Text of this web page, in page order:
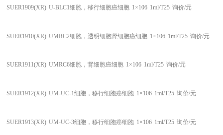
SUER1909(XR) U-BLC1细胞，移行细胞癌细胞 1×106 1ml/T25 询价/元
SUER1910(XR) UMRC2细胞，透明细胞肾细胞癌细胞 1×106 1ml/T25 询价/元
SUER1911(XR) UMRC6细胞，肾细胞癌细胞 1×106 1ml/T25 询价/元
SUER1912(XR) UM-UC-1细胞，移行细胞癌细胞 1×106 1ml/T25 询价/元
SUER1913(XR) UM-UC-3细胞，移行细胞癌细胞 1×106 1ml/T25 询价/元